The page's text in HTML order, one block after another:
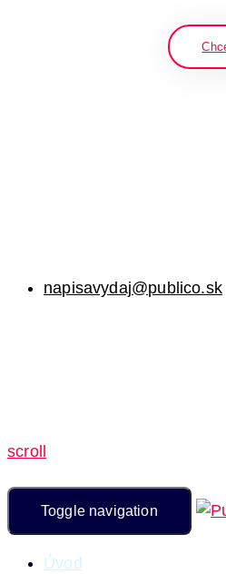
napisavydaj@publico.sk
scroll
Toggle navigation
Úvod